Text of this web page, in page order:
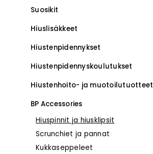
Suosikit
Hiuslisäkkeet
Hiustenpidennykset
Hiustenpidennys­koulutukset
–
Hiustenhoito- ja muotoilutuotteet
BP Accessories
Hiuspinnit ja hiusklipsit
Scrunchiet ja pannat
Kukkaseppeleet